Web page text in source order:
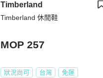
Timberland
Timberland 休閒鞋
MOP 257
狀況尚可 台灣 免運